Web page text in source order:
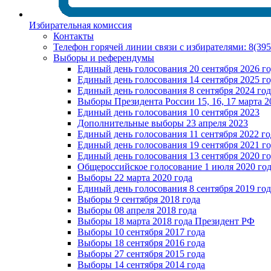
Избирательная комиссия
Контакты
Телефон горячей линии связи с избирателями:
Выборы и референдумы
Единый день голосования 20 сентября 2026
Единый день голосования 14 сентября 2025
Единый день голосования 8 сентября 2024
Выборы Президента России 15, 16, 17 марта
Единый день голосования 10 сентября 2023
Дополнительные выборы 23 апреля 2023
Единый день голосования 11 сентября 2022
Единый день голосования 19 сентября 2021
Единый день голосования 13 сентября 2020
Общероссийское голосование 1 июля 2020
Выборы 22 марта 2020 года
Единый день голосования 8 сентября 2019
Выборы 9 сентября 2018 года
Выборы 08 апреля 2018 года
Выборы 18 марта 2018 года Президент РФ
Выборы 10 сентября 2017 года
Выборы 18 сентября 2016 года
Выборы 27 сентября 2015 года
Выборы 14 сентября 2014 года